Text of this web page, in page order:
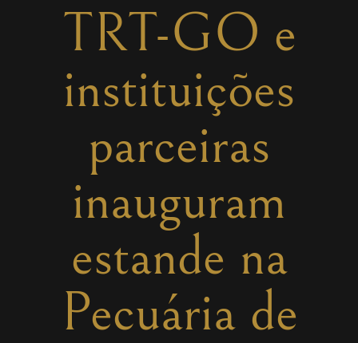
TRT-GO e
instituições
parceiras
inauguram
estande na
Pecuária de